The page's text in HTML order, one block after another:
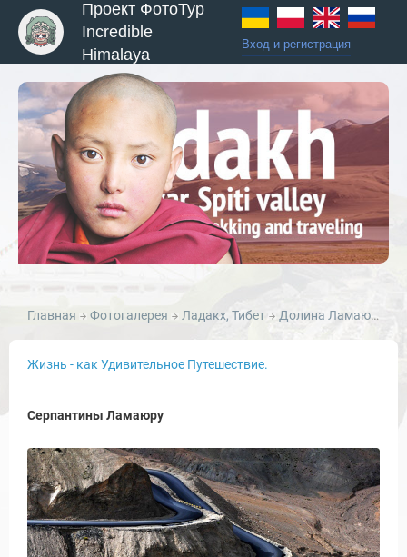
и Туры
Проект ФотоТур
Incredible
Himalaya
Вход и регистрация
Главная Фотогалерея Ладакх, Тибет Долина Ламаюру, Ладакх
Жизнь - как Удивительное Путешествие.
Серпантины Ламаюру